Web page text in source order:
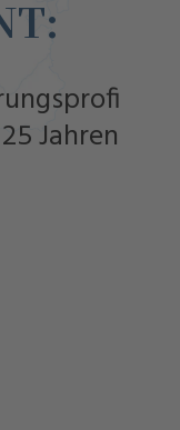
Jahren